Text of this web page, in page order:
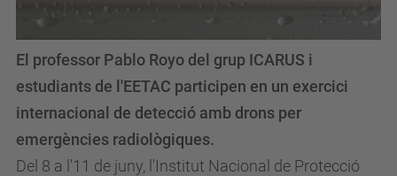
Del 8 a l'11 de juny, l'Institut Nacional de Protecció
El professor Pablo Royo del grup ICARUS i
estudiants de l'EETAC participen en un exercici
internacional de detecció amb drons per
emergències radiològiques.